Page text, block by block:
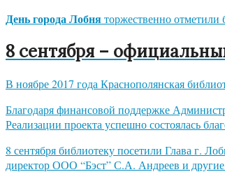
День города Лобняторжественно отметили
8 сентября –
В ноябре 2017 года Краснополянская
Благодаря финансовой поддержке
Реализации проекта успешно состоялась
8 сентября библиотеку посетили Глава г.
директор ООО “Бэст” С.А. Андреев и